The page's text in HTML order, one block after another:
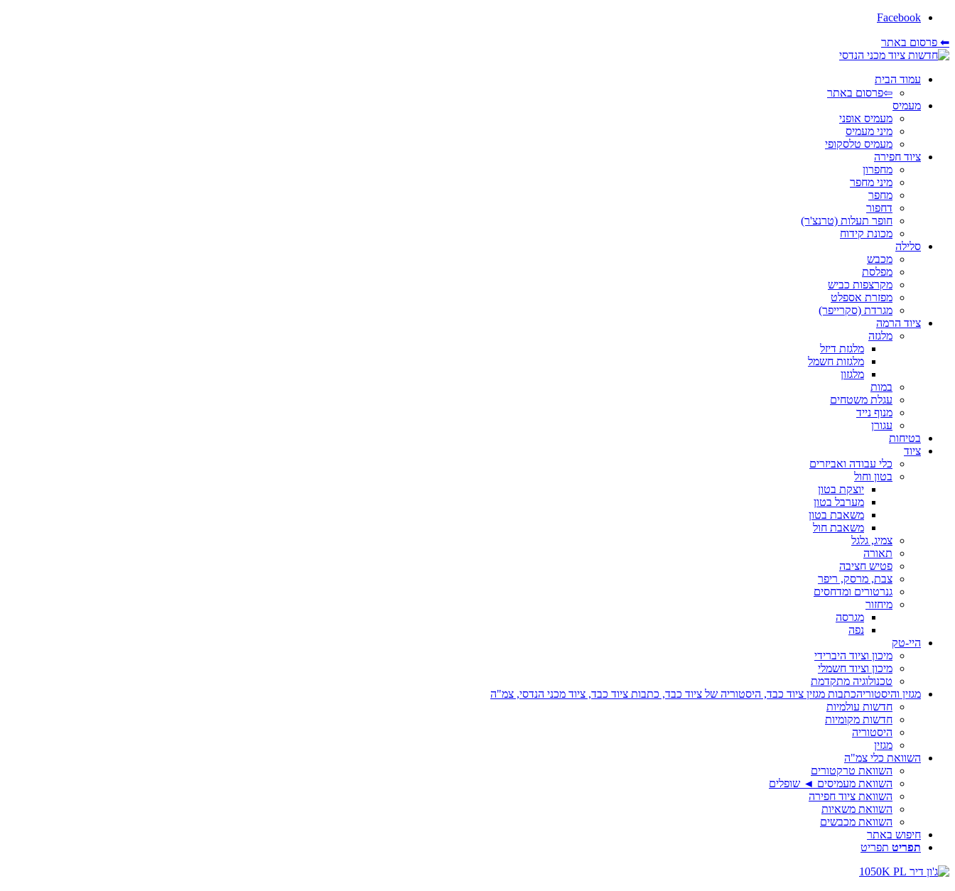
Facebook
⬅ פרסום באתר
עמוד הבית
⇦פרסום באתר
מעמיס
מעמיס אופני
מיני מעמיס
מעמיס טלסקופי
ציוד חפירה
מחפרון
מיני מחפר
מחפר
דחפור
חופר תעלות (טרנצ'ר)
מכונת קידוח
סלילה
מכבש
מפלסת
מקרצפות כביש
מפזרת אספלט
מגרדת (סקרייפר)
ציוד הרמה
מלגזה
מלגזת דיזל
מלגזות חשמל
מלגזון
במות
עגלת משטחים
מנוף נייד
עגורן
בטיחות
ציוד
כלי עבודה ואביזרים
בטון וחול
יוצקת בטון
מערבל בטון
משאבת בטון
משאבת חול
צמיג, גלגל
תאורה
פטיש חציבה
צבת, מרסק, ריפר
גנרטורים ומדחסים
מיחזור
מגרסה
נפה
היי-טק
מיכון וציוד היברידי
מיכון וציוד חשמלי
טכנולוגיה מתקדמת
מגזין והיסטוריהכתבות מגזין ציוד כבד, היסטוריה של ציוד כבד, כתבות ציוד כבד, ציוד מכני הנדסי, צמ"ה
חדשות עולמיות
חדשות מקומיות
היסטוריה
מגזין
השוואת כלי צמ"ה
השוואת טרקטורים
השוואת מעמיסים ◄ שופלים
השוואת ציוד חפירה
השוואת משאיות
השוואת מכבשים
חיפוש באתר
תפריט תפריט